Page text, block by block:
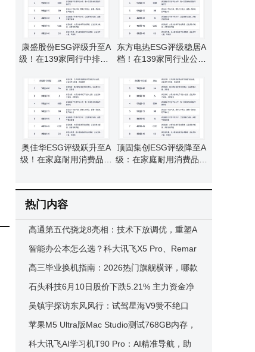
康盛股份ESG评级升至A
级！在139家同行中排第4
提升
东方电热ESG评级稳居A
档！在139家同行业公司
奥佳华ESG评级跃升至A
级！在家庭耐用消费品行
顶固集创ESG评级降至A
级：在家庭耐用消费品行
热门内容
高通第五代骁龙8亮相：技术下放调优，重塑A
ndroid旗舰手机新体验
智能办公本怎么选？科大讯飞X5 Pro、Remar
kable 2、BOOX Note Air 2对比来帮你
高三毕业换机指南：2026热门旗舰横评，哪款
能定格你的青春闪耀瞬间？
石头科技6月10日股价下跌5.21% 主力资金净
流出超3700万元 资金动向引关注
吴镇宇探访东风风行：试驾星海V9赞不绝口
星海V6智慧魅力引期待
苹果M5 Ultra版Mac Studio测试768GB内存，
内存紧张或致顶配售价超1万美元
科大讯飞AI学习机T90 Pro：AI精准导航，助